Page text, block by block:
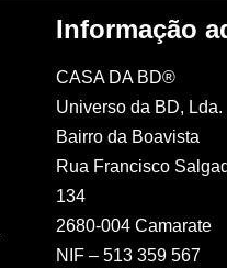
Informação
CASA DA BD®
Universo da BD, Lda.
Bairro da Boavista
Rua Francisco
134
2680-004 Camarate
NIF – 513 359 567